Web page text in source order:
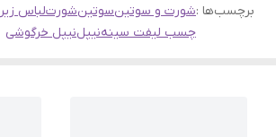
برچسب‌ها :شورت و سوتینسوتینشورتلباس زیر
چسب لیفت سینهنیپلنیپل خرگوشی